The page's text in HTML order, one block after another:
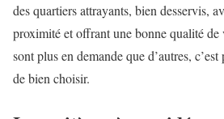
des quartiers attrayants, bien desservis,
proximité et offrant une bonne qualité de
sont plus en demande que d’autres,
de bien choisir.